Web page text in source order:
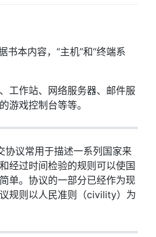
书本内容，“主机”和“终端系
工作站、网络服务器、邮件服
游戏控制台等等。
协议常用于描述一系列国家来
经过时间检验的规则可以使国
单。协议的一部分已经作为现
规则以人民准则（civility）为